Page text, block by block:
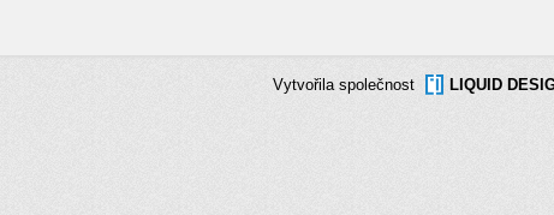
Vytvořila společnost LIQUID